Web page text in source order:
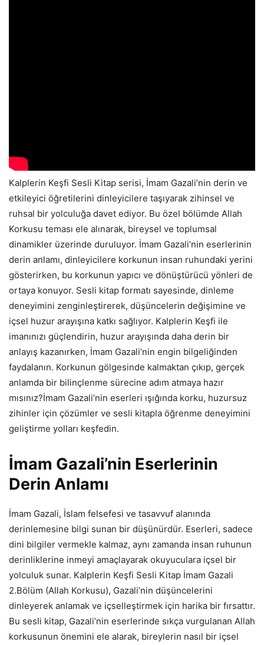
Kalplerin Keşfi Sesli Kitap serisi, İmam Gazali’nin derin ve
etkileyici öğretilerini dinleyicilere taşıyarak zihinsel ve
ruhsal bir yolculuğa davet ediyor. Bu özel bölümde Allah
Korkusu teması ele alınarak, bireysel ve toplumsal
dinamikler üzerinde duruluyor. İmam Gazali’nin eserlerinin
derin anlamı, dinleyicilere korkunun insan ruhundaki yerini
gösterirken, bu korkunun yapıcı ve dönüştürücü yönleri de
ortaya konuyor. Sesli kitap formatı sayesinde, dinleme
deneyimini zenginleştirerek, düşüncelerin değişimine ve
içsel huzur arayışına katkı sağlıyor. Kalplerin Keşfi ile
imanınızı güçlendirin, huzur arayışında daha derin bir
anlayış kazanırken, İmam Gazali’nin engin bilgeliğinden
faydalanın. Korkunun gölgesinde kalmaktan çıkıp, gerçek
anlamda bir bilinçlenme sürecine adım atmaya hazır
mısınız?İmam Gazali’nin eserleri ışığında korku, huzursuz
zihinler için çözümler ve sesli kitapla öğrenme deneyimini
geliştirme yolları keşfedin.
İmam Gazali’nin Eserlerinin
Derin Anlamı
İmam Gazali, İslam felsefesi ve tasavvuf alanında
derinlemesine bilgi sunan bir düşünürdür. Eserleri, sadece
dini bilgiler vermekle kalmaz, aynı zamanda insan ruhunun
derinliklerine inmeyi amaçlayarak okuyuculara içsel bir
yolculuk sunar. Kalplerin Keşfi Sesli Kitap İmam Gazali
2.Bölüm (Allah Korkusu), Gazali’nin düşüncelerini
dinleyerek anlamak ve içselleştirmek için harika bir fırsattır.
Bu sesli kitap, Gazali’nin eserlerinde sıkça vurgulanan Allah
korkusunun önemini ele alarak, bireylerin nasıl bir içsel